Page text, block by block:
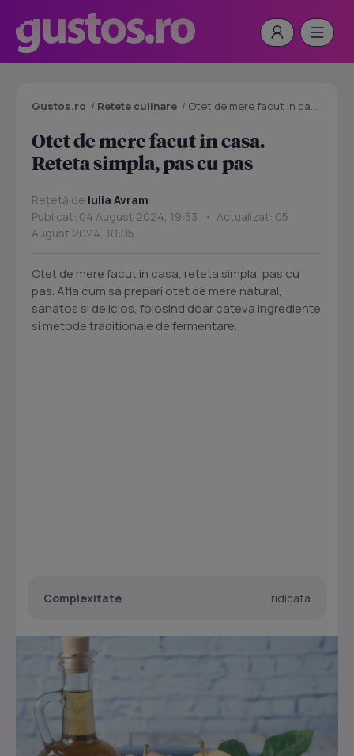
Gustos.ro / Retete culinare / Otet de mere facut in casa. Reteta simpla, pas cu pas
Otet de mere facut in casa.
Reteta simpla, pas cu pas
Rețetă de Iulia Avram
Publicat: 04 August 2024, 19:53 • Actualizat: 05
August 2024, 10:05
Otet de mere facut in casa, reteta simpla, pas cu
pas. Afla cum sa prepari otet de mere natural,
sanatos si delicios, folosind doar cateva ingrediente
si metode traditionale de fermentare.
Complexitate ridicata